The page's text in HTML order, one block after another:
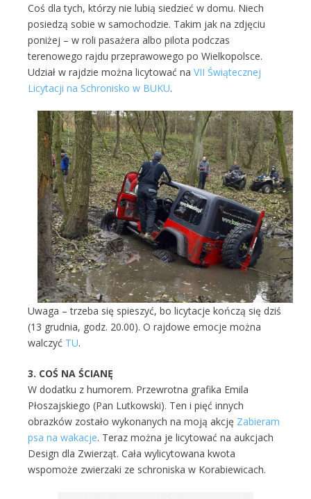
Coś dla tych, którzy nie lubią siedzieć w domu. Niech
posiedzą sobie w samochodzie. Takim jak na zdjęciu
poniżej – w roli pasażera albo pilota podczas
terenowego rajdu przeprawowego po Wielkopolsce.
Udział w rajdzie można licytować na VII Świątecznej
Licytacji na Schronisko w BUKU.
Uwaga – trzeba się spieszyć, bo licytacje kończą się dziś
(13 grudnia, godz. 20.00). O rajdowe emocje można
walczyć TU.
3. COŚ NA ŚCIANĘ
W dodatku z humorem. Przewrotna grafika Emila
Płoszajskiego (Pan Lutkowski). Ten i pięć innych
obrazków zostało wykonanych na moją akcję Zabieram
psa na wakacje. Teraz można je licytować na aukcjach
Design dla Zwierząt. Cała wylicytowana kwota
wspomoże zwierzaki ze schroniska w Korabiewicach.